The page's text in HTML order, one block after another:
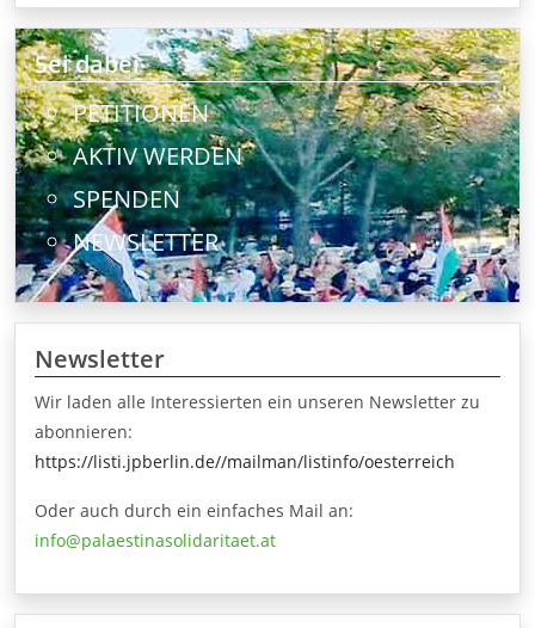
Sei dabei
PETITIONEN
AKTIV WERDEN
SPENDEN
NEWSLETTER
Newsletter
Wir laden alle Interessierten ein unseren Newsletter zu
abonnieren:
https://listi.jpberlin.de//mailman/listinfo/oesterreich
Oder auch durch ein einfaches Mail an:
info@palaestinasolidaritaet.at